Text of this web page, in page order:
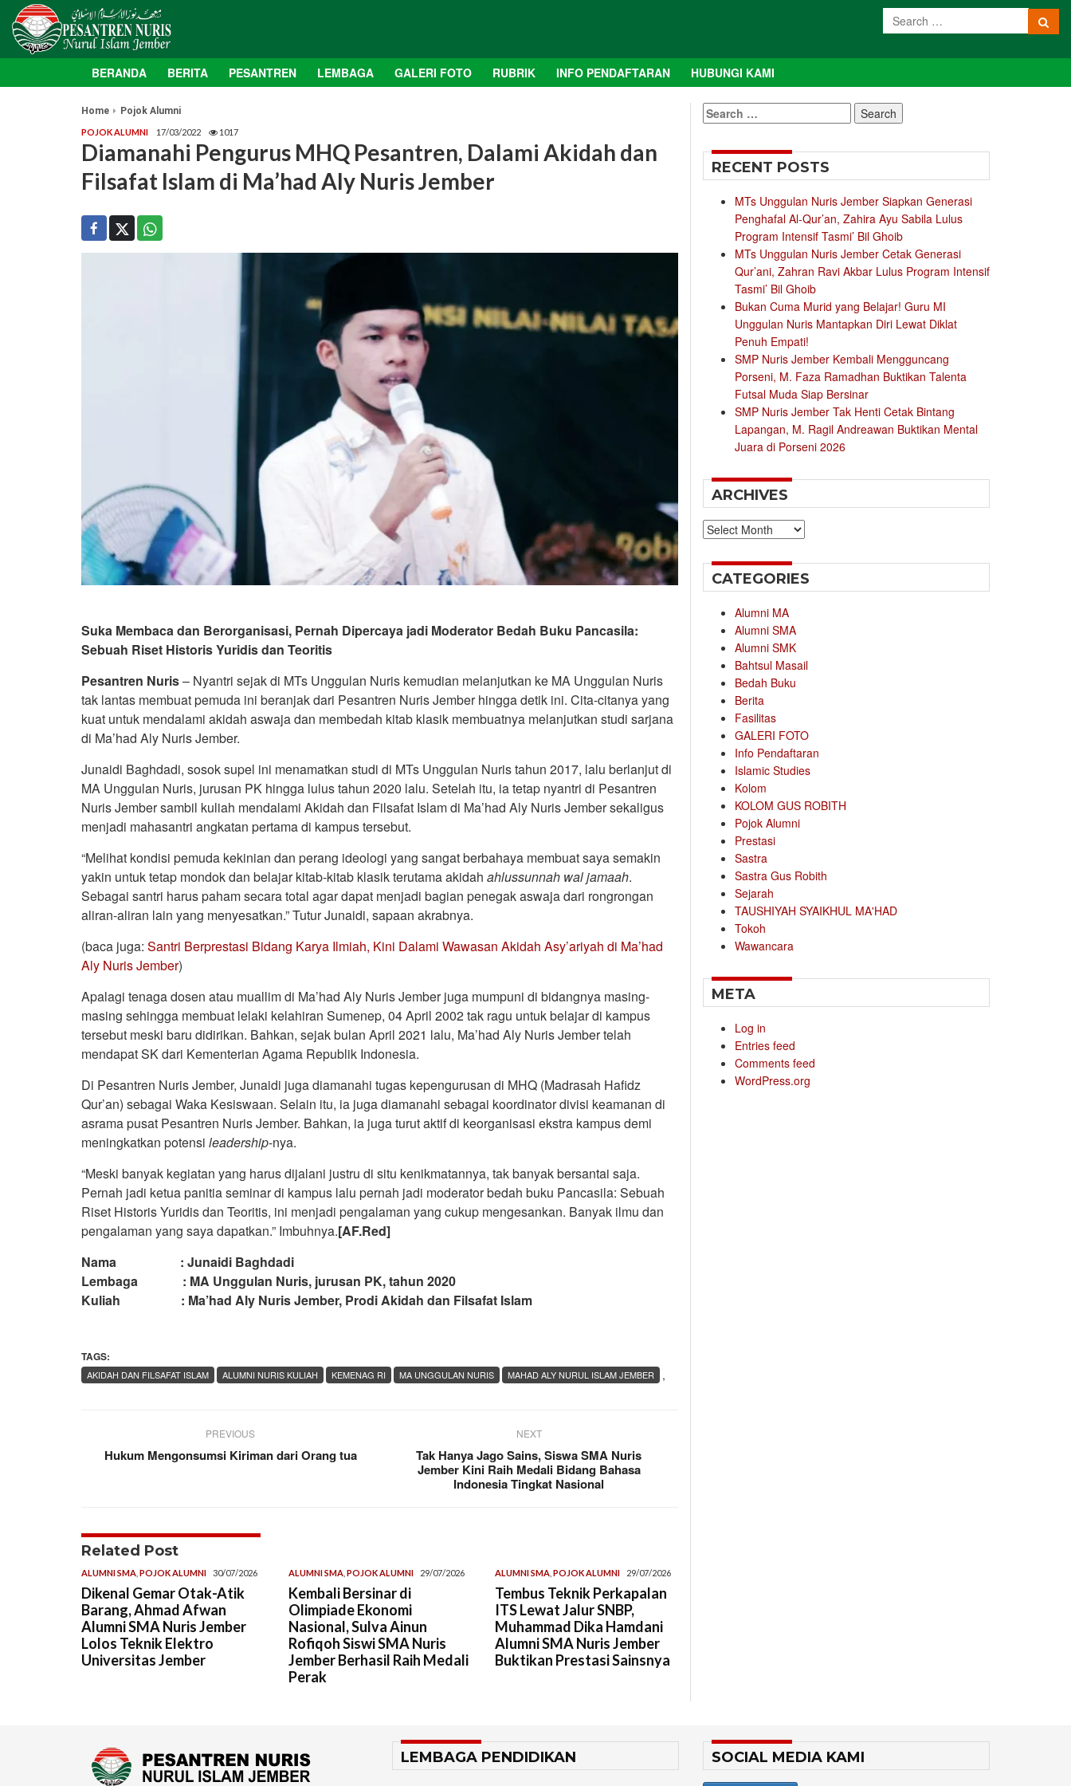
BERANDA BERITA PESANTREN LEMBAGA GALERI FOTO RUBRIK INFO PENDAFTARAN HUBUNGI KAMI
Home Pojok Alumni
POJOK ALUMNI 17/03/2022 1017
Diamanahi Pengurus MHQ Pesantren, Dalami Akidah dan
Filsafat Islam di Ma’had Aly Nuris Jember
Suka Membaca dan Berorganisasi, Pernah Dipercaya jadi Moderator Bedah Buku Pancasila:
Sebuah Riset Historis Yuridis dan Teoritis
Pesantren Nuris– Nyantri sejak di MTs Unggulan Nuris kemudian melanjutkan ke MA Unggulan Nuris
tak lantas membuat pemuda ini beranjak dari Pesantren Nuris Jember hingga detik ini. Cita-citanya yang
kuat untuk mendalami akidah aswaja dan membedah kitab klasik membuatnya melanjutkan studi sarjana
di Ma’had Aly Nuris Jember.
Junaidi Baghdadi, sosok supel ini menamatkan studi di MTs Unggulan Nuris tahun 2017, lalu berlanjut di
MA Unggulan Nuris, jurusan PK hingga lulus tahun 2020 lalu. Setelah itu, ia tetap nyantri di Pesantren
Nuris Jember sambil kuliah mendalami Akidah dan Filsafat Islam di Ma’had Aly Nuris Jember sekaligus
menjadi mahasantri angkatan pertama di kampus tersebut.
“Melihat kondisi pemuda kekinian dan perang ideologi yang sangat berbahaya membuat saya semakin
yakin untuk tetap mondok dan belajar kitab-kitab klasik terutama akidah ahlussunnah wal jamaah.
Sebagai santri harus paham secara total agar dapat menjadi bagian penegak aswaja dari rongrongan
aliran-aliran lain yang menyesatkan.” Tutur Junaidi, sapaan akrabnya.
(baca juga: Santri Berprestasi Bidang Karya Ilmiah, Kini Dalami Wawasan Akidah Asy’ariyah di Ma’had
Aly Nuris Jember)
Apalagi tenaga dosen atau muallim di Ma’had Aly Nuris Jember juga mumpuni di bidangnya masing-
masing sehingga membuat lelaki kelahiran Sumenep, 04 April 2002 tak ragu untuk belajar di kampus
tersebut meski baru didirikan. Bahkan, sejak bulan April 2021 lalu, Ma’had Aly Nuris Jember telah
mendapat SK dari Kementerian Agama Republik Indonesia.
Di Pesantren Nuris Jember, Junaidi juga diamanahi tugas kepengurusan di MHQ (Madrasah Hafidz
Qur’an) sebagai Waka Kesiswaan. Selain itu, ia juga diamanahi sebagai koordinator divisi keamanan di
asrama pusat Pesantren Nuris Jember. Bahkan, ia juga turut aktif di keorganisasi ekstra kampus demi
meningkatkan potensi leadership-nya.
“Meski banyak kegiatan yang harus dijalani justru di situ kenikmatannya, tak banyak bersantai saja.
Pernah jadi ketua panitia seminar di kampus lalu pernah jadi moderator bedah buku Pancasila: Sebuah
Riset Historis Yuridis dan Teoritis, ini menjadi pengalaman yang cukup mengesankan. Banyak ilmu dan
pengalaman yang saya dapatkan.” Imbuhnya.[AF.Red]
Nama : Junaidi Baghdadi
Lembaga : MA Unggulan Nuris, jurusan PK, tahun 2020
Kuliah : Ma’had Aly Nuris Jember, Prodi Akidah dan Filsafat Islam
TAGS:
,
AKIDAH DAN FILSAFAT ISLAM ALUMNI NURIS KULIAH KEMENAG RI MA UNGGULAN NURIS MAHAD ALY NURUL ISLAM JEMBER
PREVIOUS
Hukum Mengonsumsi Kiriman dari Orang tua
NEXT
Tak Hanya Jago Sains, Siswa SMA Nuris
Jember Kini Raih Medali Bidang Bahasa
Indonesia Tingkat Nasional
Related Post
ALUMNI SMA POJOK ALUMNI 30/07/2026
Dikenal Gemar Otak-Atik
Barang, Ahmad Afwan
Alumni SMA Nuris Jember
Lolos Teknik Elektro
Universitas Jember
ALUMNI SMA, POJOK ALUMNI 29/07/2026
Kembali Bersinar di
Olimpiade Ekonomi
Nasional, Sulva Ainun
Rofiqoh Siswi SMA Nuris
Jember Berhasil Raih Medali
Perak
ALUMNI SMA ,POJOK ALUMNI 29/07/2026
Tembus Teknik Perkapalan
ITS Lewat Jalur SNBP,
Muhammad Dika Hamdani
Alumni SMA Nuris Jember
Buktikan Prestasi Sainsnya
Search
for:
RECENT POSTS
MTs Unggulan Nuris Jember Siapkan Generasi
Penghafal Al-Qur’an, Zahira Ayu Sabila Lulus
Program Intensif Tasmi’ Bil Ghoib
MTs Unggulan Nuris Jember Cetak Generasi
Qur’ani, Zahran Ravi Akbar Lulus Program Intensif
Tasmi’ Bil Ghoib
Bukan Cuma Murid yang Belajar! Guru MI
Unggulan Nuris Mantapkan Diri Lewat Diklat
Penuh Empati!
SMP Nuris Jember Kembali Mengguncang
Porseni, M. Faza Ramadhan Buktikan Talenta
Futsal Muda Siap Bersinar
SMP Nuris Jember Tak Henti Cetak Bintang
Lapangan, M. Ragil Andreawan Buktikan Mental
Juara di Porseni 2026
ARCHIVES
Archives
CATEGORIES
Alumni MA
Alumni SMA
Alumni SMK
Bahtsul Masail
Bedah Buku
Berita
Fasilitas
GALERI FOTO
Info Pendaftaran
Islamic Studies
Kolom
KOLOM GUS ROBITH
Pojok Alumni
Prestasi
Sastra
Sastra Gus Robith
Sejarah
TAUSHIYAH SYAIKHUL MA'HAD
Tokoh
Wawancara
META
Log in
Entries feed
Comments feed
WordPress.org
LEMBAGA PENDIDIKAN SOCIAL MEDIA KAMI